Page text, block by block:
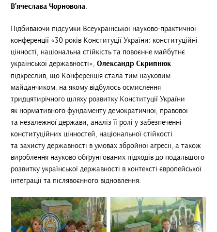
В’ячеслава Чорновола.
Підбиваючи підсумки Всеукраїнської науково-практичної
конференції «30 років Конституції України: конституційні
цінності, національна стійкість та повоєнне майбутнє
української державності»,Олександр Скрипнюк
підкреслив, що Конференція стала тим науковим
майданчиком, на якому відбулось осмислення
тридцятирічного шляху розвитку Конституції України
як нормативного фундаменту демократичної, правової
та незалежної держави, аналіз її ролі у забезпеченні
конституційних цінностей, національної стійкості
та захисту державності в умовах збройної агресії, а також
вироблення науково обґрунтованих підходів до подальшого
розвитку української державності в контексті європейської
інтеграції та післявоєнного відновлення.